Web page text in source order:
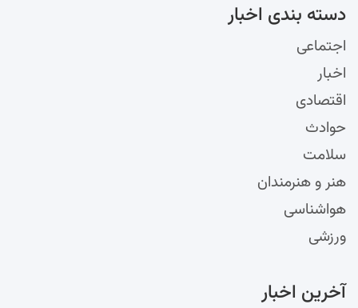
دسته‌ بندی اخبار
اجتماعی
اخبار
اقتصادی
حوادث
سلامت
هنر و هنرمندان
هواشناسی
ورزشی
آخرین اخبار